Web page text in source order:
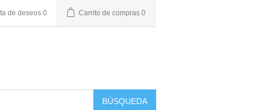
de deseos 0 Carrito de compras 0
BÚSQUEDA